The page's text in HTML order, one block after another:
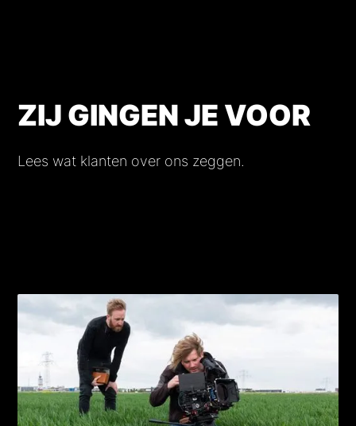
ZIJ GINGEN JE VOOR
Lees wat klanten over ons zeggen.